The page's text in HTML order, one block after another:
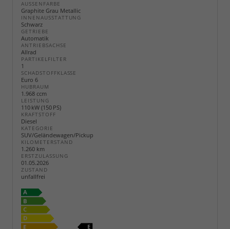
AUSSENFARBE
Graphite Grau Metallic
INNENAUSSTATTUNG
Schwarz
GETRIEBE
Automatik
ANTRIEBSACHSE
Allrad
PARTIKELFILTER
1
SCHADSTOFFKLASSE
Euro 6
HUBRAUM
1.968 ccm
LEISTUNG
110 kW (150 PS)
KRAFTSTOFF
Diesel
KATEGORIE
SUV/Geländewagen/Pickup
KILOMETERSTAND
1.260 km
ERSTZULASSUNG
01.05.2026
ZUSTAND
unfallfrei